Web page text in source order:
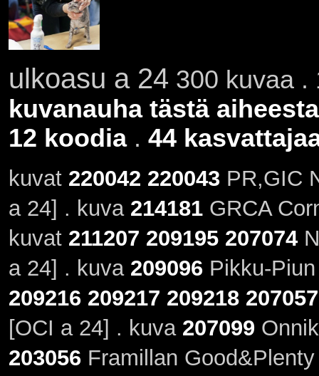
ulkoasu a 24 300 kuvaa
kuvanauha tästä aiheesta
12 koodia. 44
kuvat 220042 220043PR,GIC
a 24] . kuva 214181GRCA
kuvat 211207 209195 207074
a 24] . kuva 209096Pikku-Piun
209216 209217 209218 207057
[OCI a 24] . kuva 207099
203056Framillan